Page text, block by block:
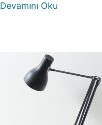
Devamını Oku